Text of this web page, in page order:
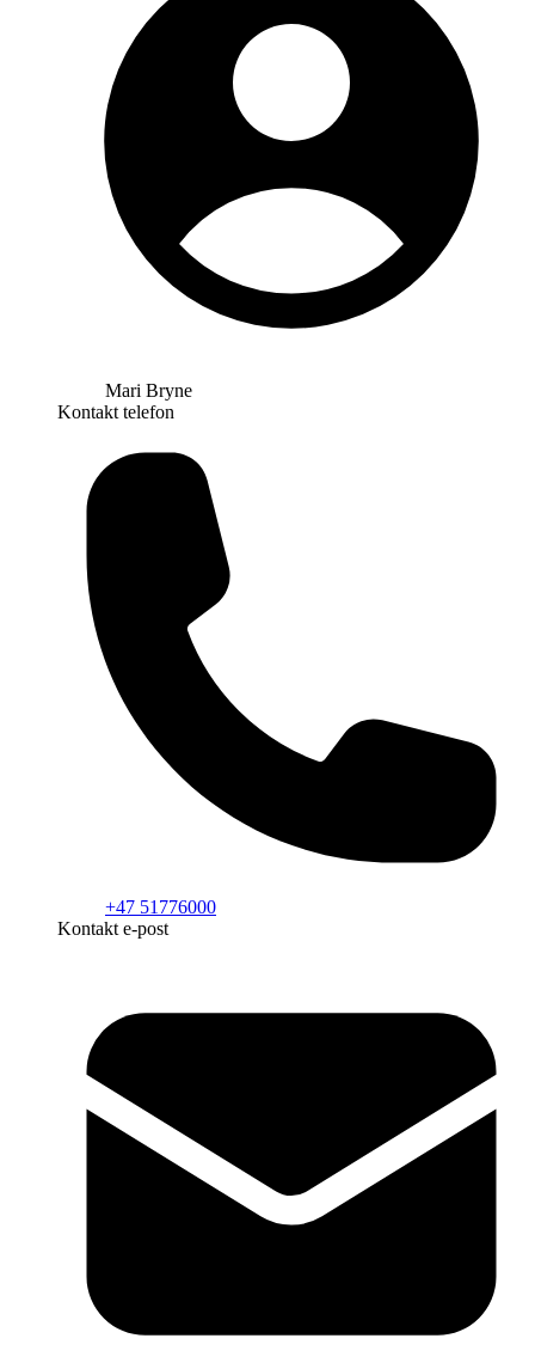
Mari Bryne
Kontakt telefon
+47 51776000
Kontakt e-post